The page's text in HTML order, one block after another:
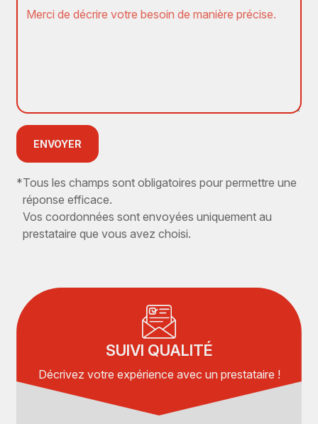
ENVOYER
*Tous les champs sont obligatoires pour permettre une
réponse efficace.
Vos coordonnées sont envoyées uniquement au
prestataire que vous avez choisi.
SUIVI QUALITÉ
Décrivez votre expérience avec un prestataire !